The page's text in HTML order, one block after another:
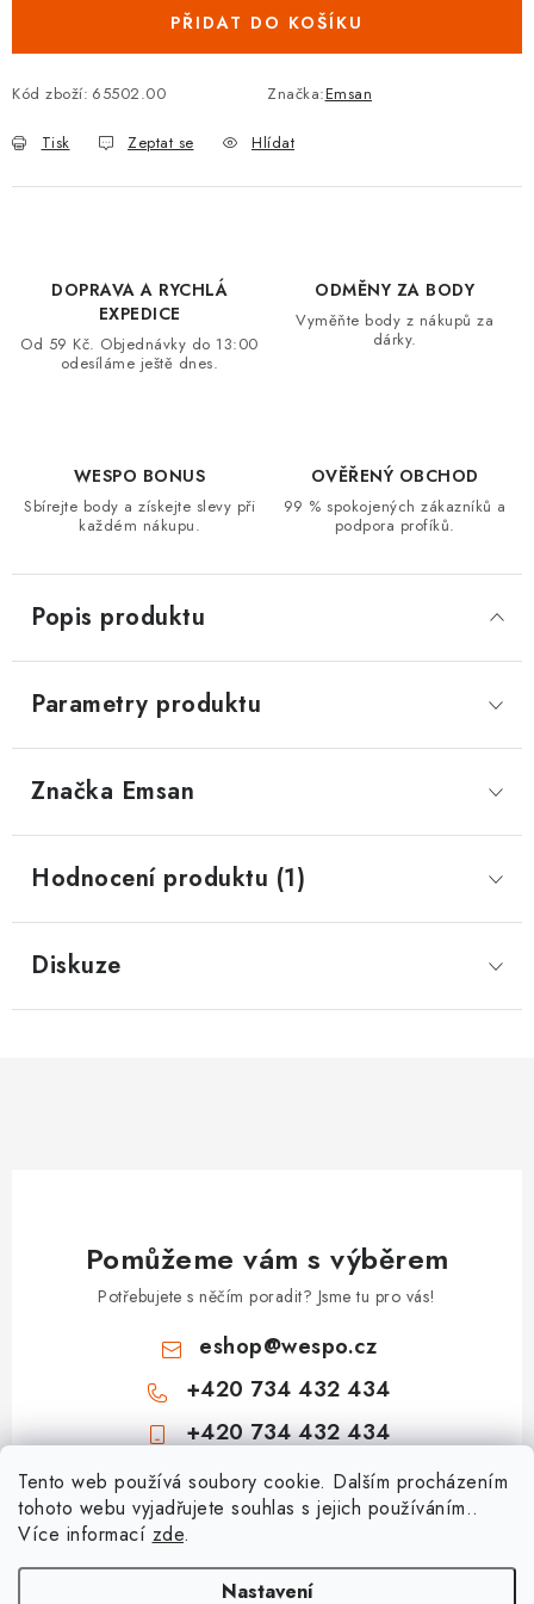
Tento web používá soubory cookie. Dalším procházením
tohoto webu vyjadřujete souhlas s jejich používáním..
Více informací zde.
Nastavení
VRÁCENÍ ZBOŽÍ A REKLAMACE
MOJE OBJEDNÁVKA
ZNAČKY
Podmínky ochrany osobních údajů
Moje objednávka
PŘIDAT DO KOŠÍKU
Kód zboží: 65502.00 Značka:Emsan
Tisk Zeptat se Hlídat
DOPRAVA A RYCHLÁ
EXPEDICE
Od 59 Kč. Objednávky do 13:00
odesíláme ještě dnes.
ODMĚNY ZA BODY
Vyměňte body z nákupů za
dárky.
WESPO BONUS
Sbírejte body a získejte slevy při
každém nákupu.
OVĚŘENÝ OBCHOD
99 % spokojených zákazníků a
podpora profíků.
Popis produktu
Parametry produktu
Značka Emsan
Hodnocení produktu (1)
Diskuze
Pomůžeme vám s výběrem
Potřebujete s něčím poradit? Jsme tu pro vás!
eshop@wespo.cz
+420 734 432 434
+420 734 432 434
Informace pro vás